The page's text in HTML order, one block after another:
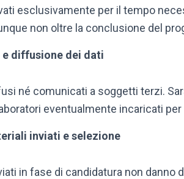
esclusivamente per il tempo
non oltre la conclusione del
diffusione dei dati
né comunicati a soggetti terzi.
eventualmente incaricati
inviati e selezione
in fase di candidatura non